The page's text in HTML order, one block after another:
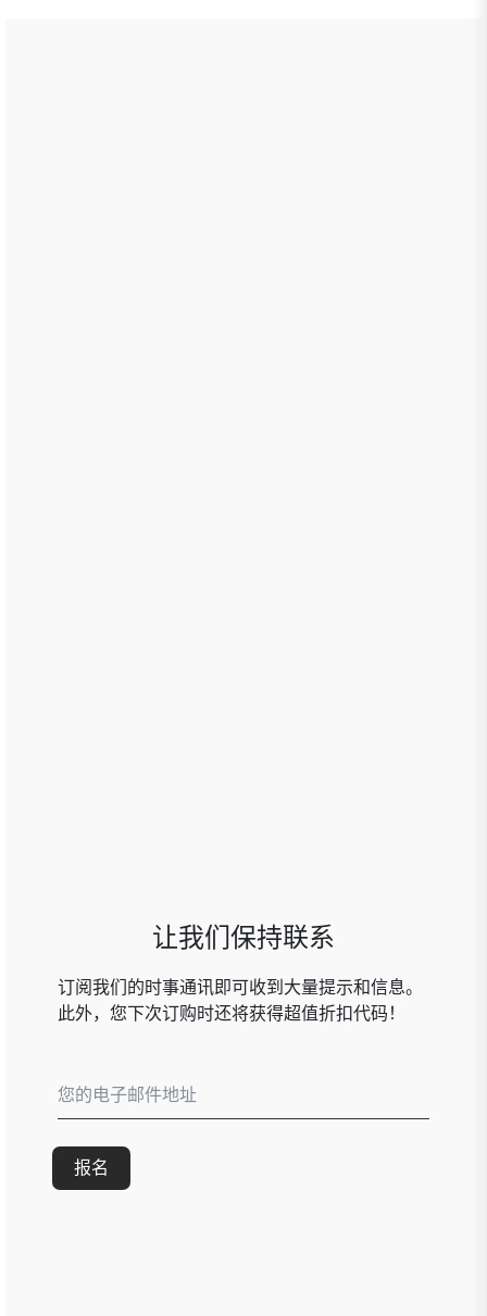
让我们保持联系
订阅我们的时事通讯即可收到大量提示和信息。
此外，您下次订购时还将获得超值折扣代码！
报名